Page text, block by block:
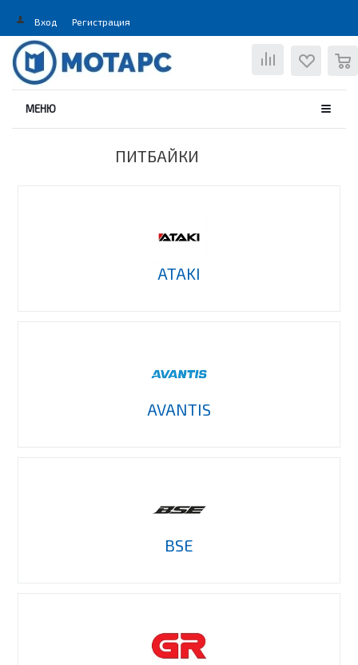
Вход Регистрация
МЕНЮ
ПИТБАЙКИ
ATAKI
AVANTIS
BSE